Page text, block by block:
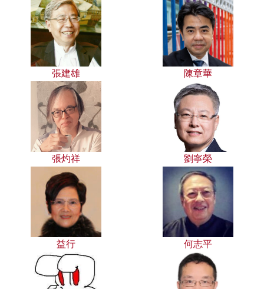
張建雄 陳章華
張灼祥 劉寧榮
益行 何志平